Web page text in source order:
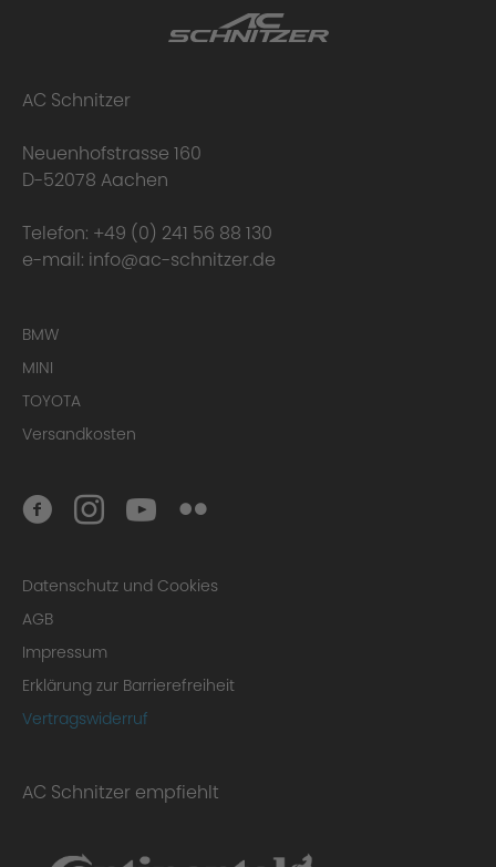
AC Schnitzer
Neuenhofstrasse 160
D-52078 Aachen
Telefon: +49 (0) 241 56 88 130
e-mail: info@ac-schnitzer.de
BMW
MINI
TOYOTA
Versandkosten
Datenschutz und Cookies
AGB
Impressum
Erklärung zur Barrierefreiheit
Vertragswiderruf
AC Schnitzer empfiehlt